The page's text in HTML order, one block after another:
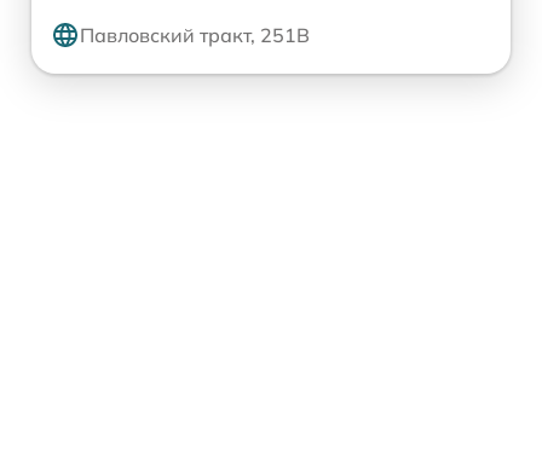
Павловский тракт, 251В